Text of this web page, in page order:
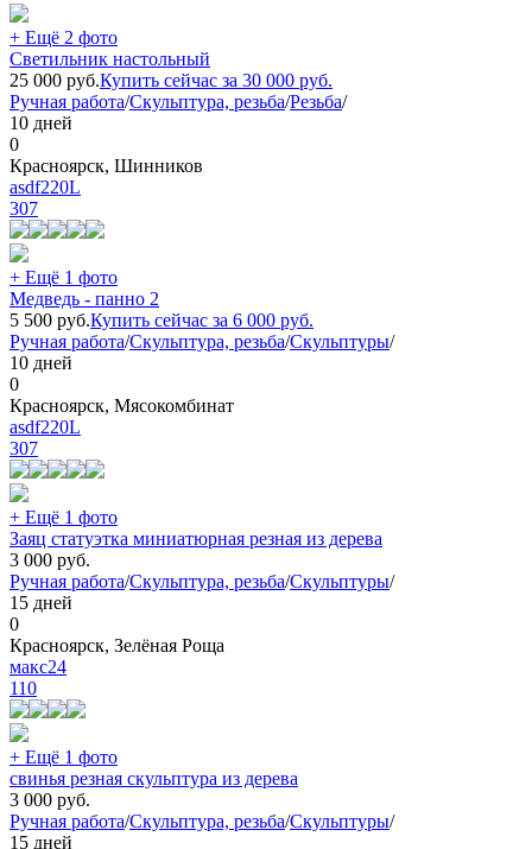
+ Ещё 2 фото
Светильник настольный
25 000 руб.Купить сейчас за 30 000 руб.
Ручная работа/Скульптура, резьба/Резьба/
10 дней
0
Красноярск, Шинников
asdf220L
307
+ Ещё 1 фото
Медведь - панно 2
5 500 руб.Купить сейчас за 6 000 руб.
Ручная работа/Скульптура, резьба/Скульптуры/
10 дней
0
Красноярск, Мясокомбинат
asdf220L
307
+ Ещё 1 фото
Заяц статуэтка миниатюрная резная из дерева
3 000 руб.
Ручная работа/Скульптура, резьба/Скульптуры/
15 дней
0
Красноярск, Зелёная Роща
макс24
110
+ Ещё 1 фото
свинья резная скульптура из дерева
3 000 руб.
Ручная работа/Скульптура, резьба/Скульптуры/
15 дней